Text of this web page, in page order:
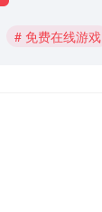
# 免费在线游戏